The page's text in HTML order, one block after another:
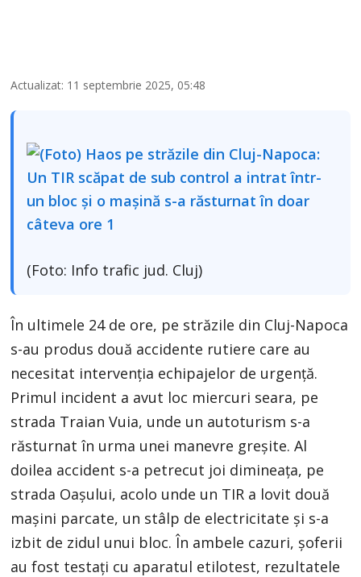
Actualizat: 11 septembrie 2025, 05:48
(Foto: Info trafic jud. Cluj)
În ultimele 24 de ore, pe străzile din Cluj-Napoca
s-au produs două accidente rutiere care au
necesitat intervenția echipajelor de urgență.
Primul incident a avut loc miercuri seara, pe
strada Traian Vuia, unde un autoturism s-a
răsturnat în urma unei manevre greșite. Al
doilea accident s-a petrecut joi dimineața, pe
strada Oașului, acolo unde un TIR a lovit două
mașini parcate, un stâlp de electricitate și s-a
izbit de zidul unui bloc. În ambele cazuri, șoferii
au fost testați cu aparatul etilotest, rezultatele